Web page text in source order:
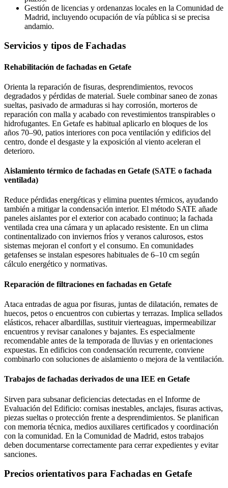
Gestión de licencias y ordenanzas locales en la Comunidad de
Madrid, incluyendo ocupación de vía pública si se precisa
andamio.
Servicios y tipos de Fachadas
Rehabilitación de fachadas en Getafe
Orienta la reparación de fisuras, desprendimientos, revocos
degradados y pérdidas de material. Suele combinar saneo de zonas
sueltas, pasivado de armaduras si hay corrosión, morteros de
reparación con malla y acabado con revestimientos transpirables o
hidrofugantes. En Getafe es habitual aplicarlo en bloques de los
años 70–90, patios interiores con poca ventilación y edificios del
centro, donde el desgaste y la exposición al viento aceleran el
deterioro.
Aislamiento térmico de fachadas en Getafe (SATE o fachada
ventilada)
Reduce pérdidas energéticas y elimina puentes térmicos, ayudando
también a mitigar la condensación interior. El método SATE añade
paneles aislantes por el exterior con acabado continuo; la fachada
ventilada crea una cámara y un aplacado resistente. En un clima
continentalizado con inviernos fríos y veranos calurosos, estos
sistemas mejoran el confort y el consumo. En comunidades
getafenses se instalan espesores habituales de 6–10 cm según
cálculo energético y normativas.
Reparación de filtraciones en fachadas en Getafe
Ataca entradas de agua por fisuras, juntas de dilatación, remates de
huecos, petos o encuentros con cubiertas y terrazas. Implica sellados
elásticos, rehacer albardillas, sustituir vierteaguas, impermeabilizar
encuentros y revisar canalones y bajantes. Es especialmente
recomendable antes de la temporada de lluvias y en orientaciones
expuestas. En edificios con condensación recurrente, conviene
combinarlo con soluciones de aislamiento o mejora de la ventilación.
Trabajos de fachadas derivados de una IEE en Getafe
Sirven para subsanar deficiencias detectadas en el Informe de
Evaluación del Edificio: cornisas inestables, anclajes, fisuras activas,
piezas sueltas o protección frente a desprendimientos. Se planifican
con memoria técnica, medios auxiliares certificados y coordinación
con la comunidad. En la Comunidad de Madrid, estos trabajos
deben documentarse correctamente para cerrar expedientes y evitar
sanciones.
Precios orientativos para Fachadas en Getafe